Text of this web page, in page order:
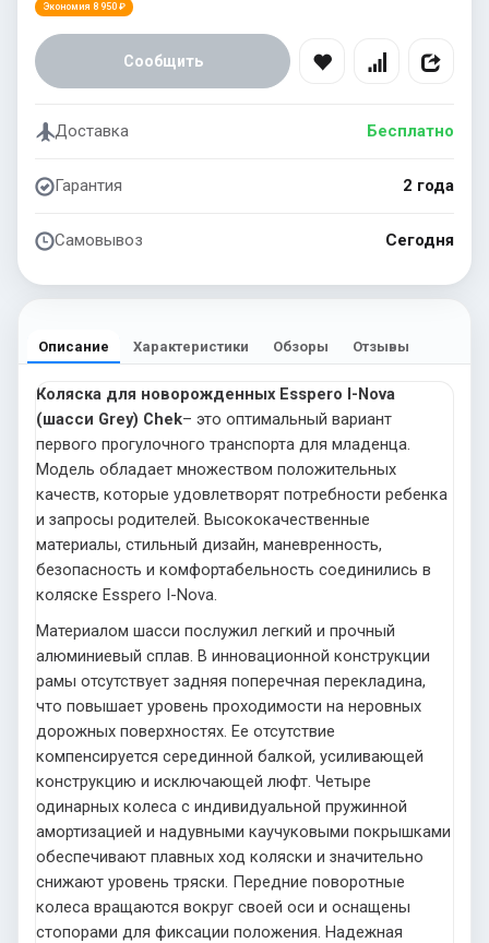
Экономия 8 950 ₽
Сообщить
Доставка Бесплатно
Гарантия 2 года
Самовывоз Сегодня
Описание Характеристики Обзоры Отзывы
Коляска для новорожденных Esspero I-Nova
(шасси Grey) Chek– это оптимальный вариант
первого прогулочного транспорта для младенца.
Модель обладает множеством положительных
качеств, которые удовлетворят потребности ребенка
и запросы родителей. Высококачественные
материалы, стильный дизайн, маневренность,
безопасность и комфортабельность соединились в
коляске Esspero I-Nova.
Материалом шасси послужил легкий и прочный
алюминиевый сплав. В инновационной конструкции
рамы отсутствует задняя поперечная перекладина,
что повышает уровень проходимости на неровных
дорожных поверхностях. Ее отсутствие
компенсируется серединной балкой, усиливающей
конструкцию и исключающей люфт. Четыре
одинарных колеса с индивидуальной пружинной
амортизацией и надувными каучуковыми покрышками
обеспечивают плавных ход коляски и значительно
снижают уровень тряски. Передние поворотные
колеса вращаются вокруг своей оси и оснащены
стопорами для фиксации положения. Надежная